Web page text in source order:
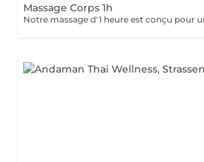
Massage Corps 1h